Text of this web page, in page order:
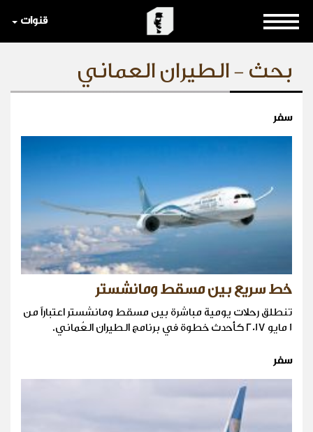
قنوات
بحث - الطيران العماني
سفر
خط سريع بين مسقط ومانشستر
تنطلق رحلات يومية مباشرة بين مسقط ومانشستر اعتباراً من
1 مايو 2017 كأحدث خطوة في برنامج الطيران العُماني.
سفر